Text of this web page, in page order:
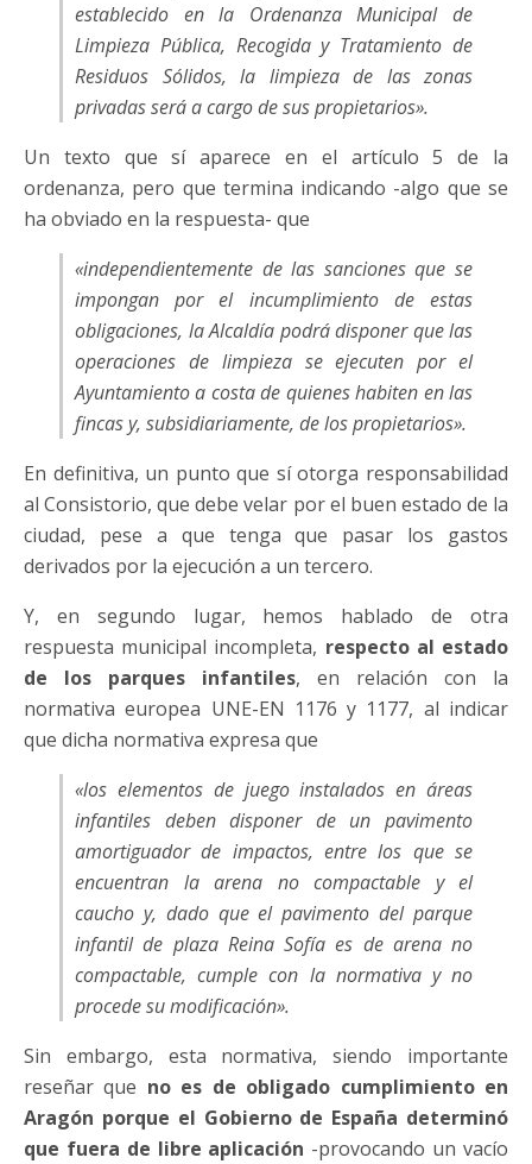
establecido en la Ordenanza Municipal de
Limpieza Pública, Recogida y Tratamiento de
Residuos Sólidos, la limpieza de las zonas
privadas será a cargo de sus propietarios».
Un texto que sí aparece en el artículo 5 de la
ordenanza, pero que termina indicando -algo que se
ha obviado en la respuesta- que
«independientemente de las sanciones que se
impongan por el incumplimiento de estas
obligaciones, la Alcaldía podrá disponer que las
operaciones de limpieza se ejecuten por el
Ayuntamiento a costa de quienes habiten en las
fincas y, subsidiariamente, de los propietarios».
En definitiva, un punto que sí otorga responsabilidad
al Consistorio, que debe velar por el buen estado de la
ciudad, pese a que tenga que pasar los gastos
derivados por la ejecución a un tercero.
Y, en segundo lugar, hemos hablado de otra
respuesta municipal incompleta, respecto al estado
de los parques infantiles, en relación con la
normativa europea UNE-EN 1176 y 1177, al indicar
que dicha normativa expresa que
«los elementos de juego instalados en áreas
infantiles deben disponer de un pavimento
amortiguador de impactos, entre los que se
encuentran la arena no compactable y el
caucho y, dado que el pavimento del parque
infantil de plaza Reina Sofía es de arena no
compactable, cumple con la normativa y no
procede su modificación».
Sin embargo, esta normativa, siendo importante
reseñar que no es de obligado cumplimiento en
Aragón porque el Gobierno de España determinó
que fuera de libre aplicación -provocando un vacío